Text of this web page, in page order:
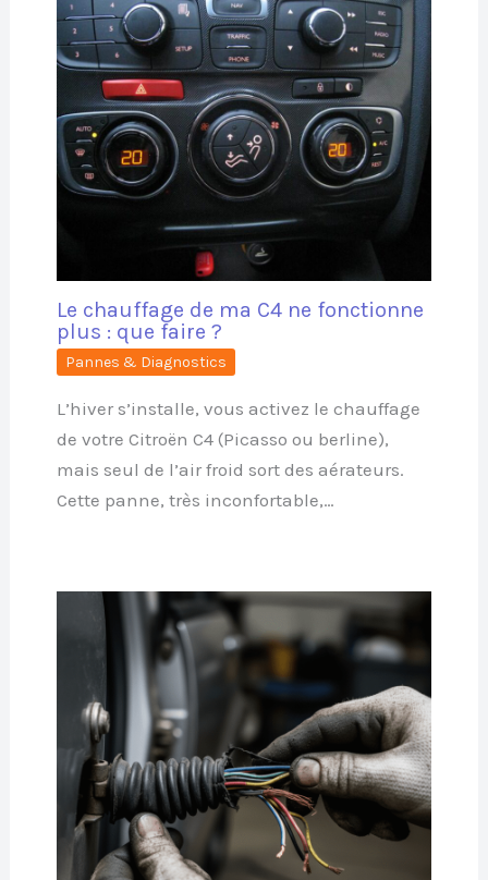
Le chauffage de ma C4 ne fonctionne
plus : que faire ?
Pannes & Diagnostics
L’hiver s’installe, vous activez le chauffage
de votre Citroën C4 (Picasso ou berline),
mais seul de l’air froid sort des aérateurs.
Cette panne, très inconfortable,…